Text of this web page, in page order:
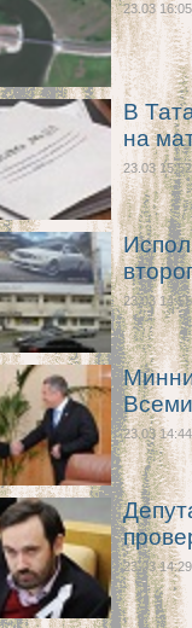
23.03 16:05
В
на
23.03 15:52
23.03 14:55
23.03 14:44
23.03 14:29